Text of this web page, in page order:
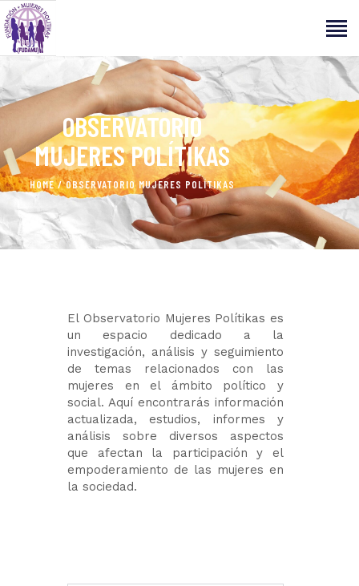
OBSERVATORIO
MUJERES POLÍTIKAS
HOME OBSERVATORIO MUJERES POLÍTIKAS
INICIO
ACERCA DE
PROGRAMAS Y PROYECTOS
NOTICIAS E INFORMACIÓN
DONACIONES Y
COLABORACIONES
El Observatorio Mujeres Polítikas es
un espacio dedicado a la
investigación, análisis y seguimiento
de temas relacionados con las
mujeres en el ámbito político y
social. Aquí encontrarás información
actualizada, estudios, informes y
análisis sobre diversos aspectos
que afectan la participación y el
empoderamiento de las mujeres en
la sociedad.